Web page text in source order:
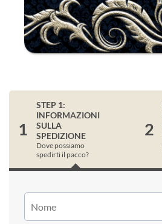
1
STEP 1:
INFORMAZIONI
SULLA
SPEDIZIONE
Dove possiamo
spedirti il pacco?
2